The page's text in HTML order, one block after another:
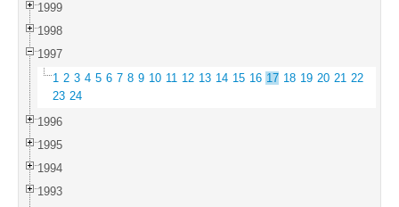
1999
1998
1997
1 2 3 4 5 6 7 8 9 10 11 12 13 14 15 16 17 18 19 20 21 22
23 24
1996
1995
1994
1993